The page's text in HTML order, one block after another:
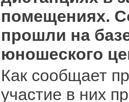
помещениях.
прошли на
юношеского
Как сообщает
участие в них